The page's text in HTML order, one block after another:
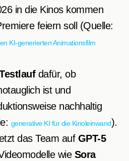
in die Kinos kommen
feiern soll (Quelle:
KI-generierten Animationsfilm
dafür, ob
ist und
nachhaltig
generative KI für die Kinoleinwand).
das Team auf GPT-5
wie Sora